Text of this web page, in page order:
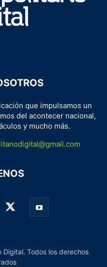
que impulsamos un
del acontecer nacional,
y mucho más.
Todos los derechos